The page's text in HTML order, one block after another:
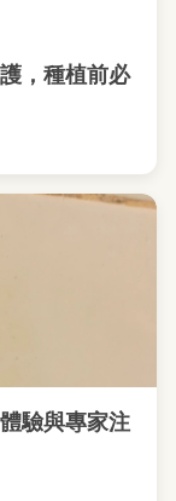
，種植前必
驗與專家注